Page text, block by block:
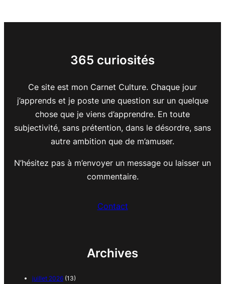
365 curiosités
Ce site est mon Carnet Culture. Chaque jour
j’apprends et je poste une question sur un quelque
chose que je viens d’apprendre. En toute
subjectivité, sans prétention, dans le désordre, sans
autre ambition que de m’amuser.
N’hésitez pas à m’envoyer un message ou laisser un
commentaire.
Contact
Archives
juillet 2026 (13)